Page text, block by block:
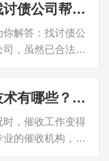
讨债公司可靠吗？找讨债公司帮忙要债合法吗？
解答：找讨债公
，虽然已合法的
杭州收账公司讨债技术有哪些？学会这7招统统搞定！
时，催收工作变得
的催收机构，在